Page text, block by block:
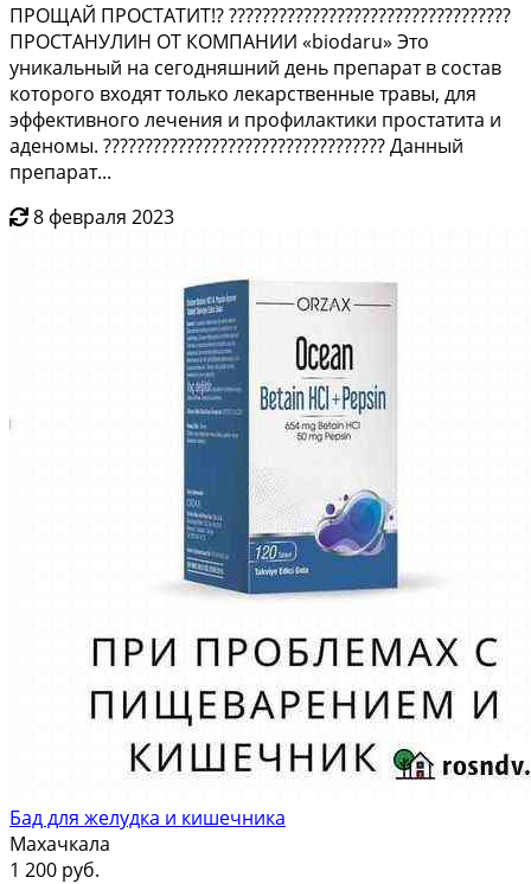
ПРОЩАЙ ПРОСТАТИТ!? ??????????????????????????????????
ПРОСТАНУЛИН ОТ КОМПАНИИ «biodaru» Это
уникальный на сегодняшний день препарат в состав
которого входят только лекарственные травы, для
эффективного лечения и профилактики простатита и
аденомы. ?????????????????????????????????? Данный
препарат...
8 февраля 2023
Бад для желудка и кишечника
Махачкала
1 200 руб.